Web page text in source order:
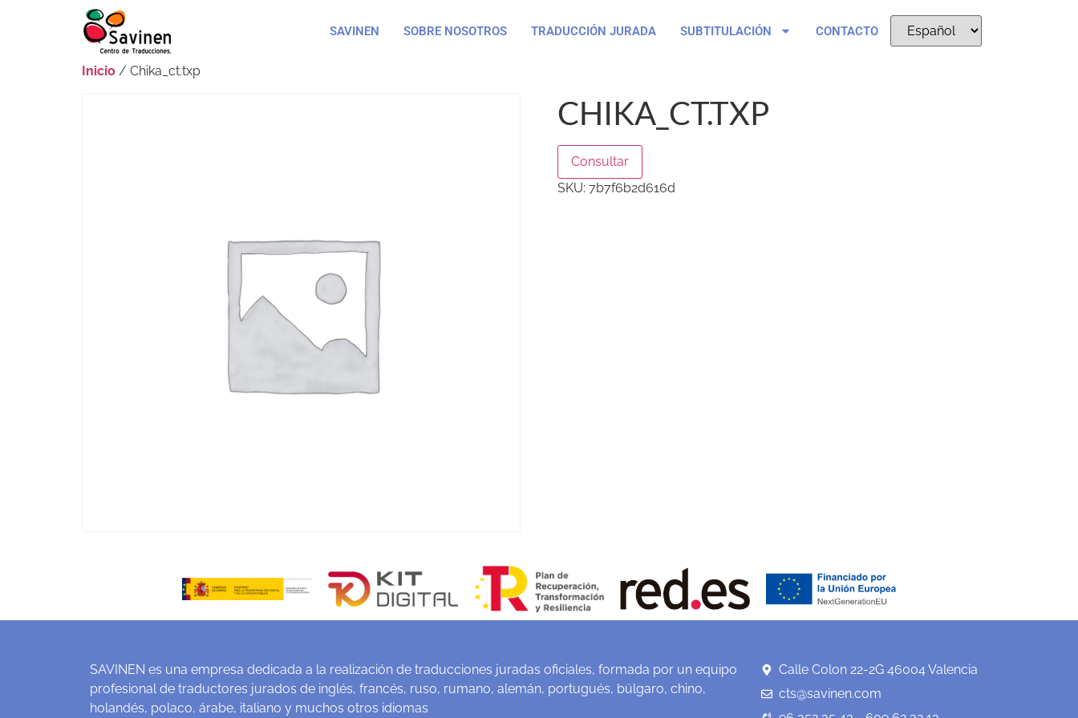
SAVINEN SOBRE NOSOTROS TRADUCCIÓN JURADA SUBTITULACIÓN CONTACTO
Inicio / Chika_ct.txp
CHIKA_CT.TXP
Consultar
SKU: 7b7f6b2d616d
SAVINEN es una empresa dedicada a la realización de traducciones juradas oficiales, formada por un equipo
profesional de traductores jurados de inglés, francés, ruso, rumano, alemán, portugués, búlgaro, chino,
holandés, polaco, árabe, italiano y muchos otros idiomas
Calle Colon 22-2G 46004 Valencia
cts@savinen.com